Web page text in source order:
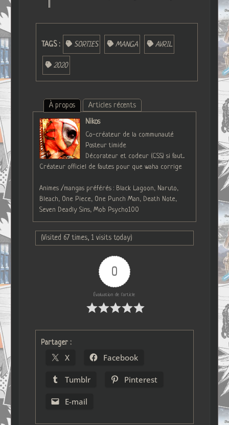
TAGS : SORTIES MANGA AVRIL
2020
À propos
Articles récents
Nikos
Co-créateur de la communauté
Posteur timide
Décorateur et codeur (CSS) si faut...
Créateur officiel de fautes pour que waha corrige
Animes /mangas préférés : Black Lagoon, Naruto,
Bleach, One Piece, One Punch Man, Death Note,
Seven Deadly Sins, Mob Psycho100
(Visited 67 times, 1 visits today)
0
Évaluation de l'article
Partager :
X Facebook
Tumblr Pinterest
E-mail